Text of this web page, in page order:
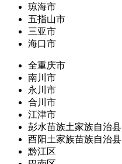
琼海市
五指山市
三亚市
海口市
全重庆市
南川市
永川市
合川市
江津市
彭水苗族土家族自治县
酉阳土家族苗族自治县
黔江区